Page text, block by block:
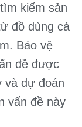
kiếm sản
đồ dùng cá
Bảo vệ
đề được
và dự đoán
vấn đề này